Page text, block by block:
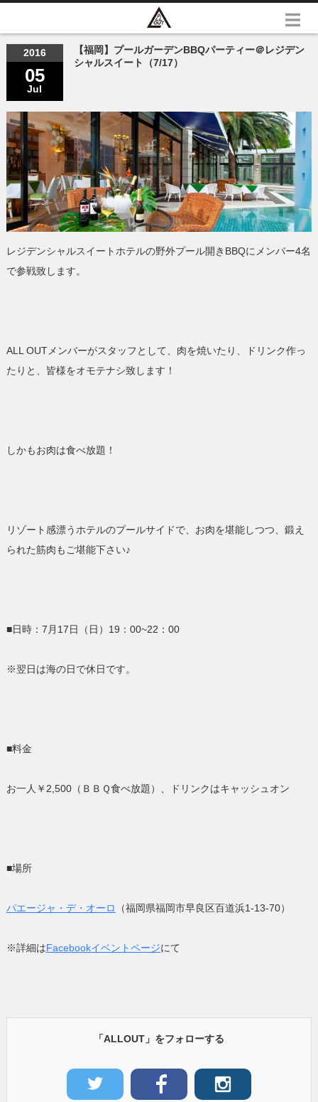
2016
05
Jul
【福岡】プールガーデンBBQパーティー＠レジデン
シャルスイート（7/17）
レジデンシャルスイートホテルの野外プール開きBBQにメンバー4名
で参戦致します。
ALL OUTメンバーがスタッフとして、肉を焼いたり、ドリンク作っ
たりと、皆様をオモテナシ致します！
しかもお肉は食べ放題！
リゾート感漂うホテルのプールサイドで、お肉を堪能しつつ、鍛え
られた筋肉もご堪能下さい♪
■日時：7月17日（日）19：00~22：00
※翌日は海の日で休日です。
■料金
お一人￥2,500（ＢＢＱ食べ放題）、ドリンクはキャッシュオン
■場所
パエージャ・デ・オーロ （福岡県福岡市早良区百道浜1-13-70）
※詳細はFacebookイベントページにて
「ALLOUT」をフォローする